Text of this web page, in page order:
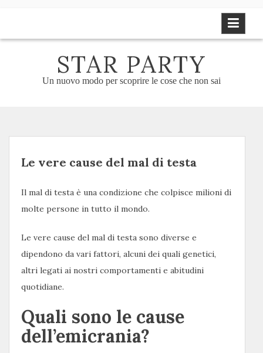
STAR PARTY
Un nuovo modo per scoprire le cose che non sai
Le vere cause del mal di testa
Il mal di testa è una condizione che colpisce milioni di
molte persone in tutto il mondo.
Le vere cause del mal di testa sono diverse e
dipendono da vari fattori, alcuni dei quali genetici,
altri legati ai nostri comportamenti e abitudini
quotidiane.
Quali sono le cause
dell’emicrania?